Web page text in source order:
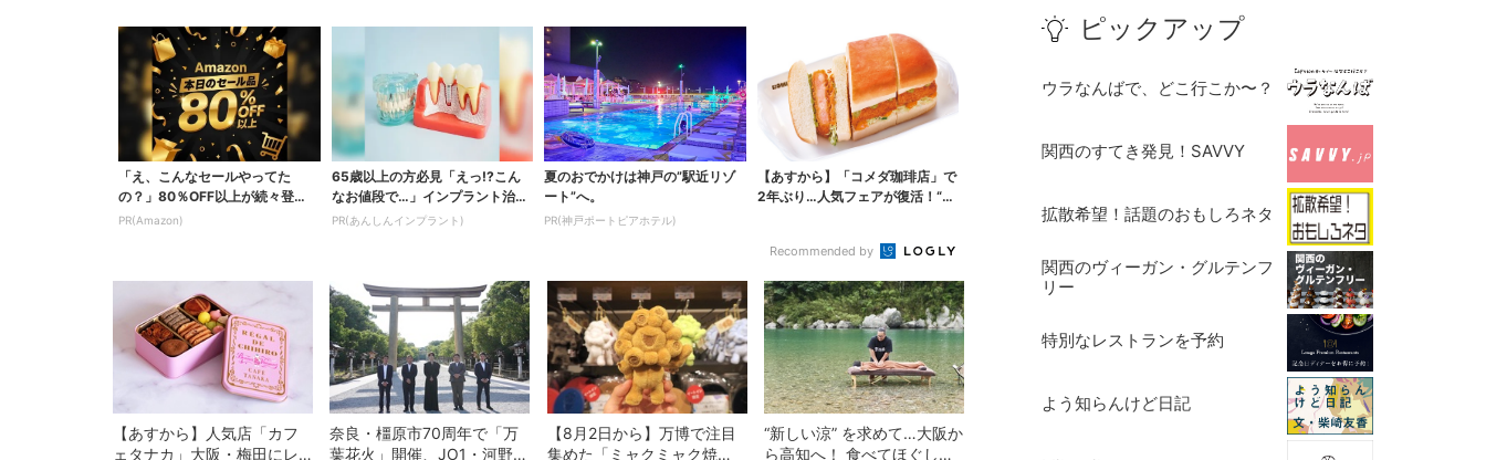
「え、こんなセールやってた
の？」80％OFF以上が続々登
場！Amazonの本気が...
PR(Amazon)
65歳以上の方必見「えっ!?こん
なお値段で…」インプラント治療
の資料請求はこちら...
PR(あんしんインプラント)
夏のおでかけは神戸の”駅近リゾ
ート”へ。
PR(神戸ポートピアホテル)
【あすから】「コメダ珈琲店」で
2年ぶり…人気フェアが復活！“ハ
Recommended by
【あすから】人気店「カフ
ェタナカ」大阪・梅田にレ
奈良・橿原市70周年で「万
葉花火」開催、JO1・河野純
【8月2日から】万博で注目
集めた「ミャクミャク焼
“新しい涼” を求めて…大阪か
ら高知へ！ 食べてほぐして
ピックアップ
ウラなんばで、どこ行こか〜？
関西のすてき発見！SAVVY
拡散希望！話題のおもしろネタ
関西のヴィーガン・グルテンフ
リー
特別なレストランを予約
よう知らんけど日記